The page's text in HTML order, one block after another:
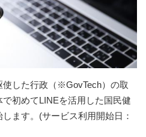
した行政（※GovTech）の取
初めてLINEを活用した国民健
ます。(サービス利用開始日：